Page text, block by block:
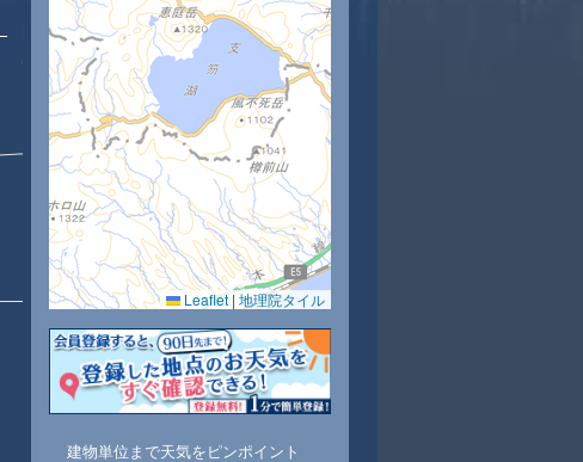
11時 12時 13時 14時
24 25 24
64 63 69 75
北東 北東 北東
Leaflet | 地理院タイル
建物単位まで天気をピンポイント